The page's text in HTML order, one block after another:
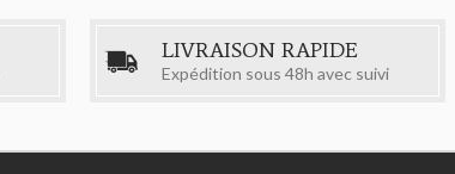
LIVRAISON RAPIDE
Expédition sous 48h avec suivi